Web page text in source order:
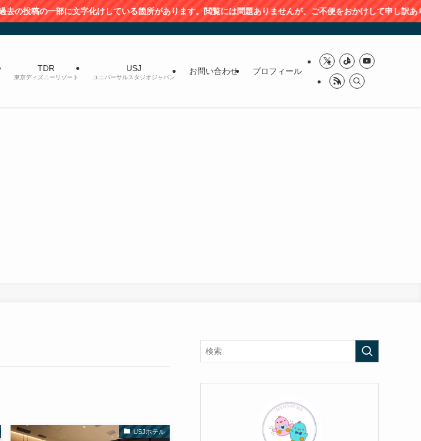
化けしている箇所があります。閲覧には問題ありませんが、ご不便をおかけして申し訳ありません。）
TDR
東京ディズニーリゾート
USJ
ユニバーサルスタジオジャパン
お問い合わせ プロフィール
USJホテル